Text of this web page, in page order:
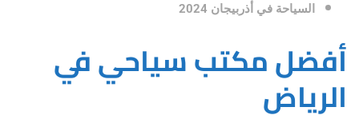
السياحة في أذربيجان 2024
أفضل مكتب سياحي في
الرياض